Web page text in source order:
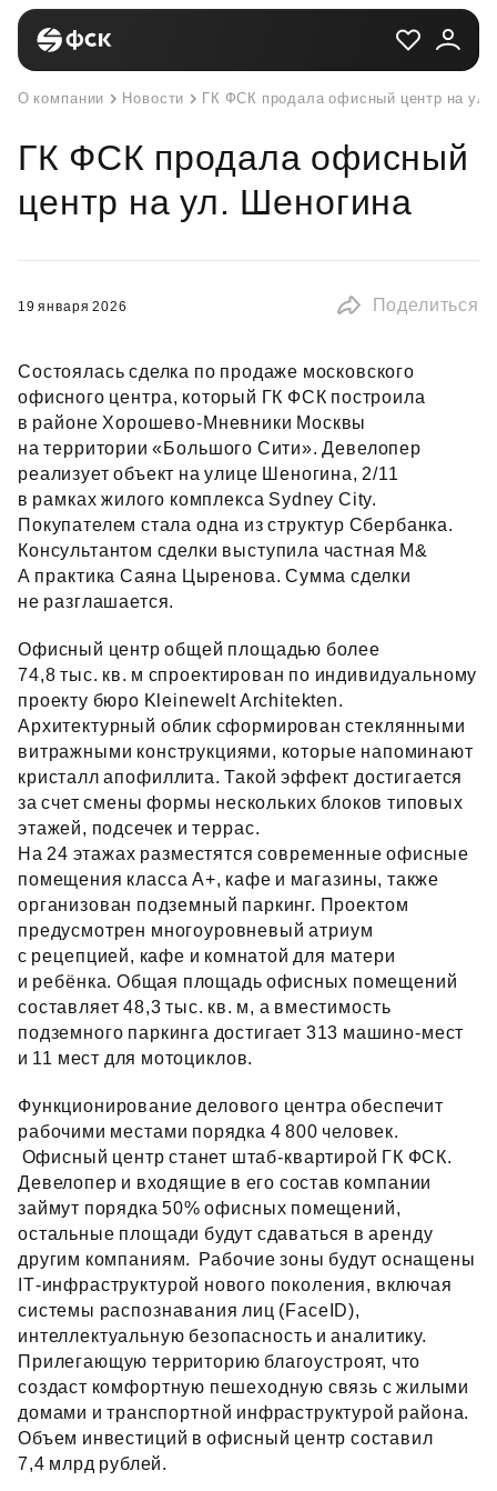
О компании Новости ГК ФСК продала офисный центр на ул.
ГК ФСК продала офисный
центр на ул. Шеногина
19 января 2026 Поделиться
Состоялась сделка по продаже московского
офисного центра, который ГК ФСК построила
в районе Хорошево‑Мневники Москвы
на территории «Большого Сити». Девелопер
реализует объект на улице Шеногина, 2/11
в рамках жилого комплекса Sydney City.
Покупателем стала одна из структур Сбербанка.
Консультантом сделки выступила частная M&
A практика Саяна Цыренова. Сумма сделки
не разглашается.
Офисный центр общей площадью более
74,8 тыс. кв. м спроектирован по индивидуальному
проекту бюро Kleinewelt Architekten.
Архитектурный облик сформирован стеклянными
витражными конструкциями, которые напоминают
кристалл апофиллита. Такой эффект достигается
за счет смены формы нескольких блоков типовых
этажей, подсечек и террас.
На 24 этажах разместятся современные офисные
помещения класса А+, кафе и магазины, также
организован подземный паркинг. Проектом
предусмотрен многоуровневый атриум
с рецепцией, кафе и комнатой для матери
и ребёнка. Общая площадь офисных помещений
составляет 48,3 тыс. кв. м, а вместимость
подземного паркинга достигает 313 машино‑мест
и 11 мест для мотоциклов.
Функционирование делового центра обеспечит
рабочими местами порядка 4 800 человек.
Офисный центр станет штаб‑квартирой ГК ФСК.
Девелопер и входящие в его состав компании
займут порядка 50% офисных помещений,
остальные площади будут сдаваться в аренду
другим компаниям. Рабочие зоны будут оснащены
IT‑инфраструктурой нового поколения, включая
системы распознавания лиц (FaceID),
интеллектуальную безопасность и аналитику.
Прилегающую территорию благоустроят, что
создаст комфортную пешеходную связь с жилыми
домами и транспортной инфраструктурой района.
Объем инвестиций в офисный центр составил
7,4 млрд рублей.